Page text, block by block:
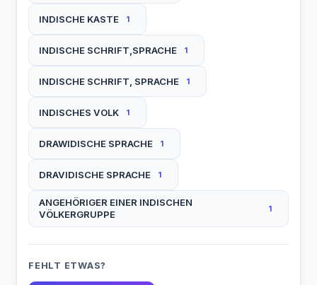
INDISCHE KASTE 1
INDISCHE SCHRIFT,SPRACHE 1
INDISCHE SCHRIFT, SPRACHE 1
INDISCHES VOLK 1
DRAWIDISCHE SPRACHE 1
DRAVIDISCHE SPRACHE 1
ANGEHÖRIGER EINER INDISCHEN
VÖLKERGRUPPE
1
FEHLT ETWAS?